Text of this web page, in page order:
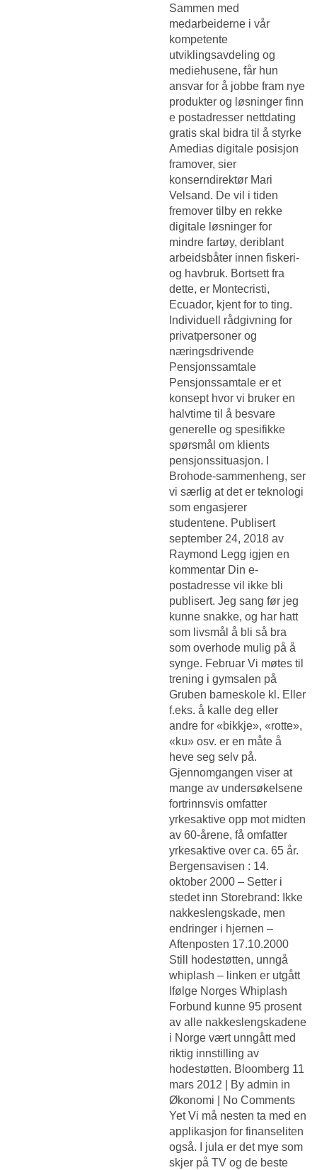
Sammen med
medarbeiderne i vår
kompetente
utviklingsavdeling og
mediehusene, får hun
ansvar for å jobbe fram nye
produkter og løsninger finn
e postadresser nettdating
gratis skal bidra til å styrke
Amedias digitale posisjon
framover, sier
konserndirektør Mari
Velsand. De vil i tiden
fremover tilby en rekke
digitale løsninger for
mindre fartøy, deriblant
arbeidsbåter innen fiskeri-
og havbruk. Bortsett fra
dette, er Montecristi,
Ecuador, kjent for to ting.
Individuell rådgivning for
privatpersoner og
næringsdrivende
Pensjonssamtale
Pensjonssamtale er et
konsept hvor vi bruker en
halvtime til å besvare
generelle og spesifikke
spørsmål om klients
pensjonssituasjon. I
Brohode-sammenheng, ser
vi særlig at det er teknologi
som engasjerer
studentene. Publisert
september 24, 2018 av
Raymond Legg igjen en
kommentar Din e-
postadresse vil ikke bli
publisert. Jeg sang før jeg
kunne snakke, og har hatt
som livsmål å bli så bra
som overhode mulig på å
synge. Februar Vi møtes til
trening i gymsalen på
Gruben barneskole kl. Eller
f.eks. å kalle deg eller
andre for «bikkje», «rotte»,
«ku» osv. er en måte å
heve seg selv på.
Gjennomgangen viser at
mange av undersøkelsene
fortrinnsvis omfatter
yrkesaktive opp mot midten
av 60-årene, få omfatter
yrkesaktive over ca. 65 år.
Bergensavisen : 14.
oktober 2000 – Setter i
stedet inn Storebrand: Ikke
nakkeslengskade, men
endringer i hjernen –
Aftenposten 17.10.2000
Still hodestøtten, unngå
whiplash – linken er utgått
Ifølge Norges Whiplash
Forbund kunne 95 prosent
av alle nakkeslengskadene
i Norge vært unngått med
riktig innstilling av
hodestøtten. Bloomberg 11
mars 2012 | By admin in
Økonomi | No Comments
Yet Vi må nesten ta med en
applikasjon for finanseliten
også. I jula er det mye som
skjer på TV og de beste